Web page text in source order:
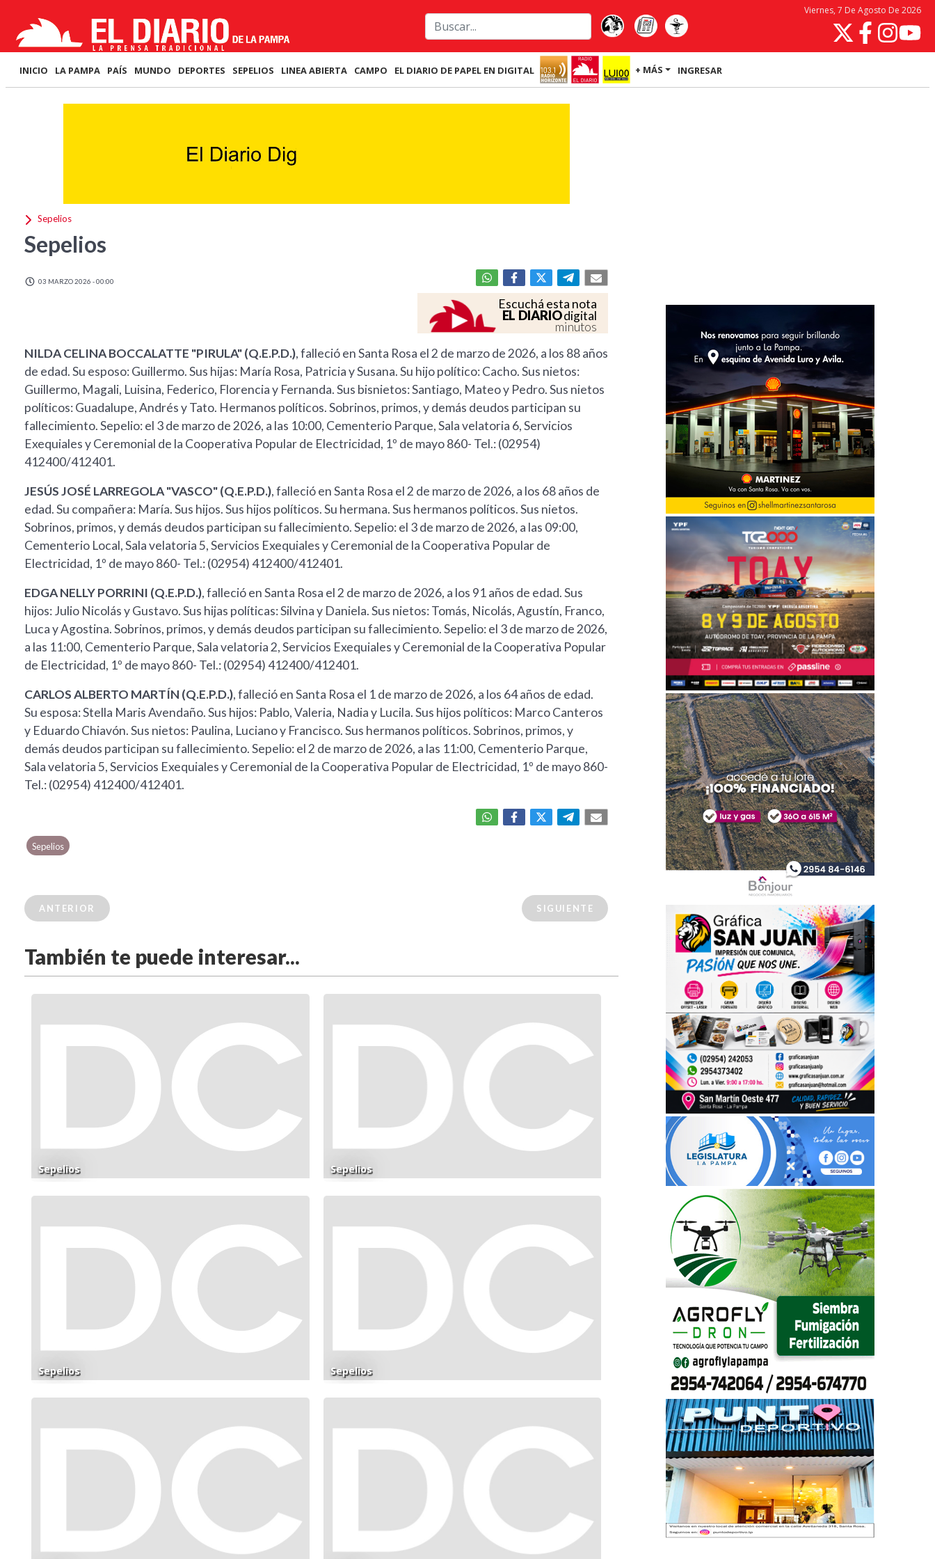
Viernes, 7 De Agosto De 2026
INICIO LA PAMPA PAÍS MUNDO DEPORTES SEPELIOS LINEA ABIERTA CAMPO EL DIARIO DE PAPEL EN DIGITAL + MÁS INGRESAR
Sepelios
Sepelios
03 MARZO 2026 - 00:00
Escuchá esta nota
EL DIARIOdigital
minutos
NILDA CELINA BOCCALATTE "PIRULA" (Q.E.P.D.), falleció en Santa Rosa el 2 de marzo de 2026, a los 88 años
de edad. Su esposo: Guillermo. Sus hijas: María Rosa, Patricia y Susana. Su hijo político: Cacho. Sus nietos:
Guillermo, Magali, Luisina, Federico, Florencia y Fernanda. Sus bisnietos: Santiago, Mateo y Pedro. Sus nietos
políticos: Guadalupe, Andrés y Tato. Hermanos políticos. Sobrinos, primos, y demás deudos participan su
fallecimiento. Sepelio: el 3 de marzo de 2026, a las 10:00, Cementerio Parque, Sala velatoria 6, Servicios
Exequiales y Ceremonial de la Cooperativa Popular de Electricidad, 1º de mayo 860- Tel.: (02954)
412400/412401.
JESÚS JOSÉ LARREGOLA "VASCO" (Q.E.P.D.), falleció en Santa Rosa el 2 de marzo de 2026, a los 68 años de
edad. Su compañera: María. Sus hijos. Sus hijos políticos. Su hermana. Sus hermanos políticos. Sus nietos.
Sobrinos, primos, y demás deudos participan su fallecimiento. Sepelio: el 3 de marzo de 2026, a las 09:00,
Cementerio Local, Sala velatoria 5, Servicios Exequiales y Ceremonial de la Cooperativa Popular de
Electricidad, 1º de mayo 860- Tel.: (02954) 412400/412401.
EDGA NELLY PORRINI (Q.E.P.D.), falleció en Santa Rosa el 2 de marzo de 2026, a los 91 años de edad. Sus
hijos: Julio Nicolás y Gustavo. Sus hijas políticas: Silvina y Daniela. Sus nietos: Tomás, Nicolás, Agustín, Franco,
Luca y Agostina. Sobrinos, primos, y demás deudos participan su fallecimiento. Sepelio: el 3 de marzo de 2026,
a las 11:00, Cementerio Parque, Sala velatoria 2, Servicios Exequiales y Ceremonial de la Cooperativa Popular
de Electricidad, 1º de mayo 860- Tel.: (02954) 412400/412401.
CARLOS ALBERTO MARTÍN (Q.E.P.D.), falleció en Santa Rosa el 1 de marzo de 2026, a los 64 años de edad.
Su esposa: Stella Maris Avendaño. Sus hijos: Pablo, Valeria, Nadia y Lucila. Sus hijos políticos: Marco Canteros
y Eduardo Chiavón. Sus nietos: Paulina, Luciano y Francisco. Sus hermanos políticos. Sobrinos, primos, y
demás deudos participan su fallecimiento. Sepelio: el 2 de marzo de 2026, a las 11:00, Cementerio Parque,
Sala velatoria 5, Servicios Exequiales y Ceremonial de la Cooperativa Popular de Electricidad, 1º de mayo 860-
Tel.: (02954) 412400/412401.
Sepelios
ANTERIOR SIGUIENTE
También te puede interesar...
Sepelios Sepelios
Sepelios Sepelios